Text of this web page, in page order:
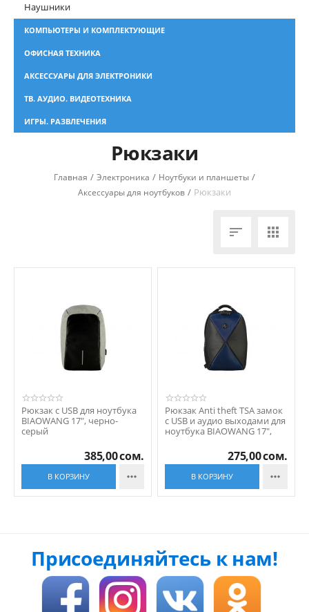
Наушники
КОМПЬЮТЕРЫ И КОМПЛЕКТУЮЩИЕ
ОФИСНАЯ ТЕХНИКА
АКСЕССУАРЫ ДЛЯ ЭЛЕКТРОНИКИ
ТВ. АУДИО. ВИДЕОТЕХНИКА
ИГРЫ. РАЗВЛЕЧЕНИЯ
Рюкзаки
Главная / Электроника / Ноутбуки и планшеты /
Аксессуары для ноутбуков / Рюкзаки
 
Рюкзак с USB для ноутбука
BIAOWANG 17", черно-
серый
385,00сом.
В КОРЗИНУ 
Рюкзак Anti theft TSA замок
с USB и аудио выходами для
ноутбука BIAOWANG 17",
275,00сом.
В КОРЗИНУ 
Присоединяйтесь к нам!